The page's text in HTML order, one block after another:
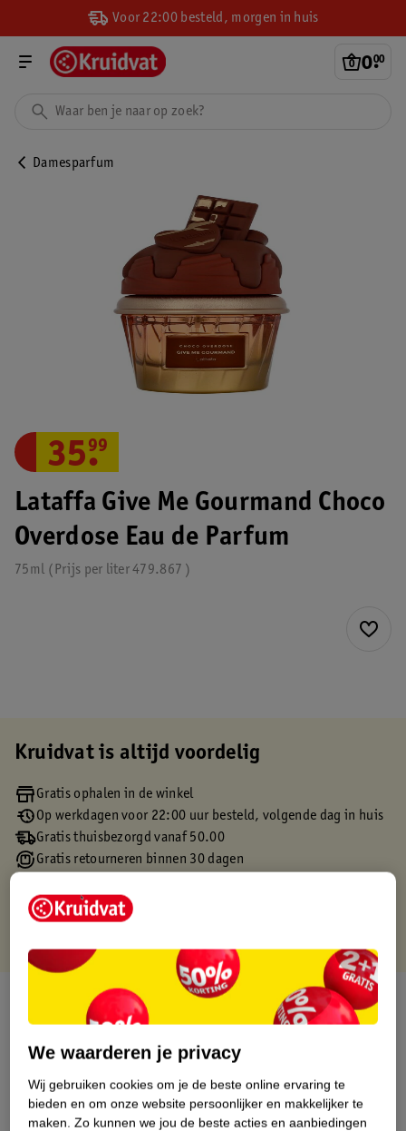
Voor 22:00 besteld, morgen in huis
0.
00
Damesparfum
Lataffa Give Me Gourmand Choco
Overdose Eau de Parfum
75ml 479.867
Prijs per liter
35.
99
Kruidvat is altijd voordelig
Gratis ophalen in de winkel
Op werkdagen voor 22:00 uur besteld, volgende dag in huis
Gratis thuisbezorgd vanaf 50.00
Gratis retourneren binnen 30 dagen
Over dit product
Productinformatie
Etiketinformatie
We waarderen je privacy
Wij gebruiken cookies om je de beste online ervaring te
bieden en om onze website persoonlijker en makkelijker te
maken. Zo kunnen we jou de beste acties en aanbiedingen